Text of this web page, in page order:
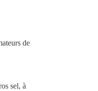
de
sel, à